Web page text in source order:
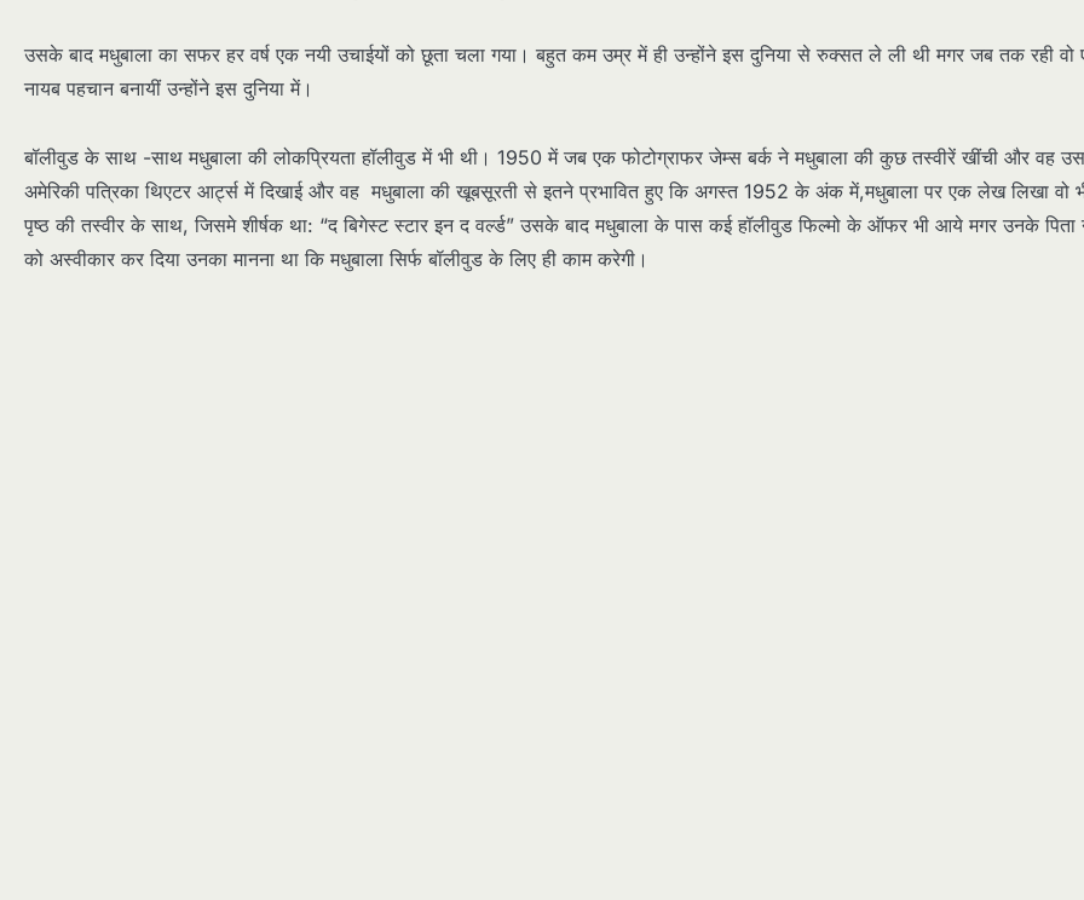
उसके बाद मधुबाला का सफर हर वर्ष एक नयी उचाईयों को छूता चला गया। बहुत कम उम्र में ही उन्होंने इस दुनिया से रुक्सत ले ली थी मगर जब तक रही वो
नायब पहचान बनायीं उन्होंने इस दुनिया में।
बॉलीवुड के साथ -साथ मधुबाला की लोकप्रियता हॉलीवुड में भी थी। 1950 में जब एक फोटोग्राफर जेम्स बर्क ने मधुबाला की कुछ तस्वीरें खींची और वह
अमेरिकी पत्रिका थिएटर आर्ट्स में दिखाई और वह मधुबाला की खूबसूरती से इतने प्रभावित हुए कि अगस्त 1952 के अंक में,मधुबाला पर एक लेख लिखा वो
पृष्ठ की तस्वीर के साथ, जिसमे शीर्षक था: “द बिगेस्ट स्टार इन द वर्ल्ड” उसके बाद मधुबाला के पास कई हॉलीवुड फिल्मो के ऑफर भी आये मगर उनके पिता
को अस्वीकार कर दिया उनका मानना था कि मधुबाला सिर्फ बॉलीवुड के लिए ही काम करेगी।